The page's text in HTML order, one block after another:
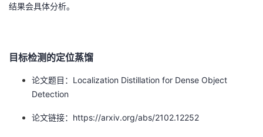
结果会具体分析。
目标检测的定位蒸馏
论文题目：Localization Distillation for Dense Object
Detection
论文链接：https://arxiv.org/abs/2102.12252